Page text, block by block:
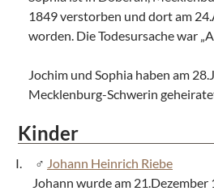
1849 verstorben und dort am
worden. Die Todesursache war
Jochim und Sophia haben am
Mecklenburg-Schwerin
Kinder
Johann Heinrich Riebe
Johann wurde am